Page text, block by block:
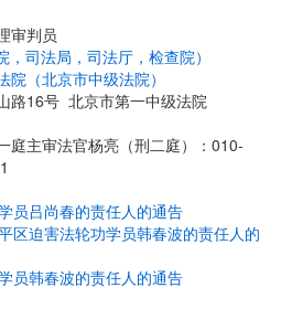
审判员
司法局，司法厅，检查院）
院（北京市中级法院）
路16号 北京市第一中级法院
庭主审法官杨亮（刑二庭）：010-
员吕尚春的责任人的通告
区迫害法轮功学员韩春波的责任人的
员韩春波的责任人的通告